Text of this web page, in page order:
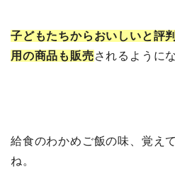
子どもたちからおいしいと評
用の商品も販売されるように
給食のわかめご飯の味、覚え
ね。